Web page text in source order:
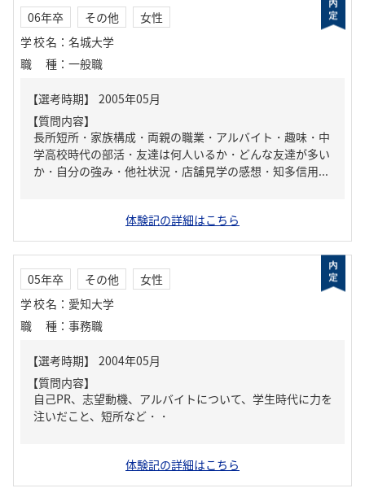
06年卒 その他
女性
学校名 ： 名城大学
職種 ： 一般職
【質問内容】
長所短所・家族構成・両親の職業・アルバイト・趣味・中
学高校時代の部活・友達は何人いるか・どんな友達が多い
か・自分の強み・他社状況・店舗見学の感想・知多信用...
体験記の詳細はこちら
05年卒 その他
女性
学校名 ： 愛知大学
職種 ： 事務職
【質問内容】
自己PR、志望動機、アルバイトについて、学生時代に力を
注いだこと、短所など・・
体験記の詳細はこちら